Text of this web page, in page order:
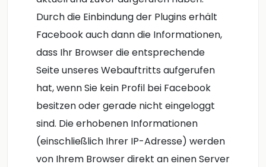
Durch die Einbindung der Plugins erhält
Facebook auch dann die Informationen,
dass Ihr Browser die entsprechende
Seite unseres Webauftritts aufgerufen
hat, wenn Sie kein Profil bei Facebook
besitzen oder gerade nicht eingeloggt
sind. Die erhobenen Informationen
(einschließlich Ihrer IP-Adresse) werden
von Ihrem Browser direkt an einen Server